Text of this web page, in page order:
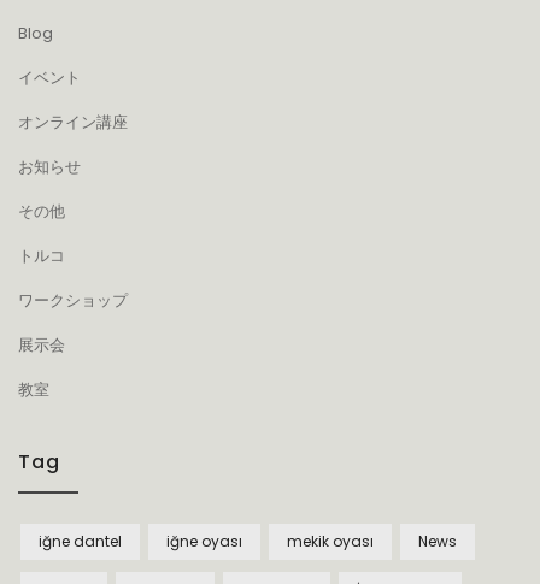
Blog
イベント
オンライン講座
お知らせ
その他
トルコ
ワークショップ
展示会
教室
Tag
iğne dantel iğne oyası mekik oyası News